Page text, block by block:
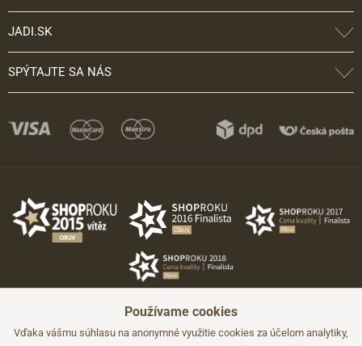
JADI.SK
SPÝTAJTE SA NÁS
Používame cookies
Vďaka vášmu súhlasu na anonymné využitie cookies za účelom analytiky,